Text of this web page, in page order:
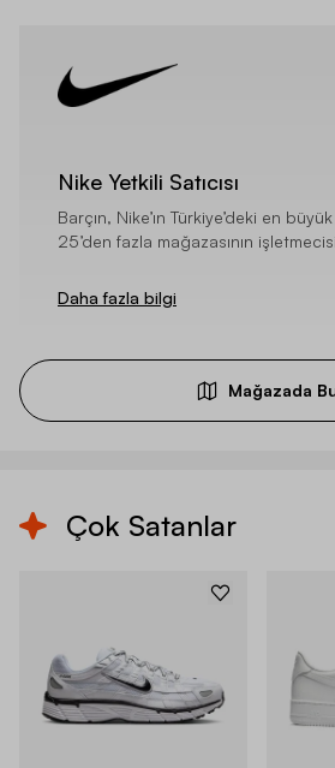
Nike Yetkili Satıcısı
Barçın, Nike’ın Türkiye’deki en
25’den fazla mağazasının
Daha fazla bilgi
Mağazada
Çok Satanlar